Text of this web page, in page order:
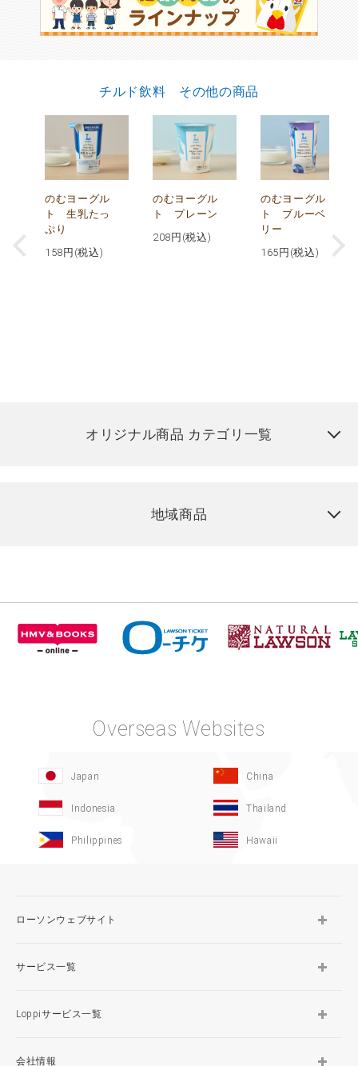
チルド飲料 その他の商品
のむヨーグル
ト 生乳たっ
ぷり
158円(税込)
のむヨーグル
ト プレーン
208円(税込)
のむヨーグル
ト ブルーベ
リー
165円(税込)
オリジナル商品 カテゴリ一覧
地域商品
Overseas Websites
Japan China
Indonesia Thailand
Philippines Hawaii
ローソンウェブサイト
サービス一覧
Loppiサービス一覧
会社情報